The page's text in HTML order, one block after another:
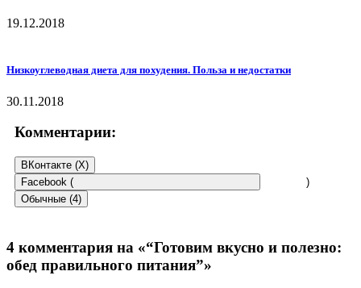
19.12.2018
Низкоуглеводная диета для похудения. Польза и недостатки
30.11.2018
Комментарии:
ВКонтакте (X)
Facebook (
)
Обычные (4)
4 комментария на «“Готовим вкусно и полезно:
обед правильного питания”»